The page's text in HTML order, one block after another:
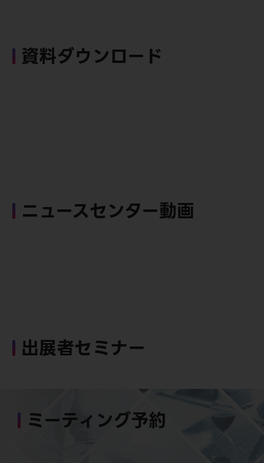
資料ダウンロード
ニュースセンター動画
出展者セミナー
ミーティング予約